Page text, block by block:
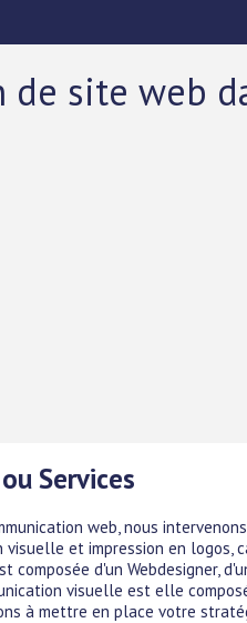
de site web
Services
web, nous
visuelle et impression en logos,
composée d'un Webdesigner,
visuelle est elle
à mettre en place votre